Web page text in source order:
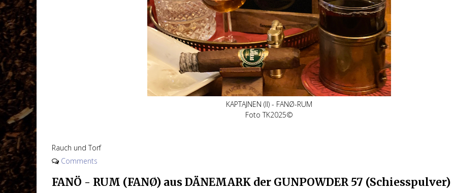
KAPTAJNEN (II) - FANØ-RUM
Foto TK2025©
Rauch und Torf
Comments
FANÖ - RUM (FANØ) aus DÄNEMARK der GUNPOWDER 57 (Schiesspulver)